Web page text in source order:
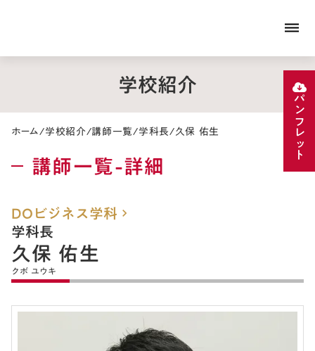
学校紹介
ホーム/学校紹介/講師一覧/学科長/久保 佑生
講師一覧-詳細
DOビジネス学科 keyboard_arrow_right
学科長
久保 佑生
クボ ユウキ
パンフレット
dehaze